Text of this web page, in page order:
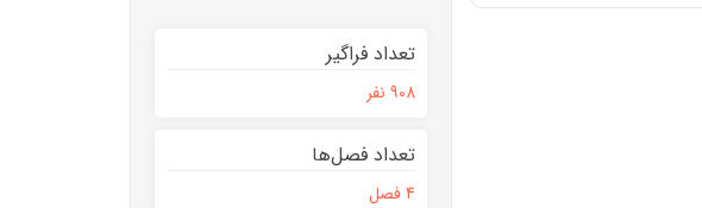
تعداد فراگیر
908 نفر
تعداد فصل‌ها
4 فصل